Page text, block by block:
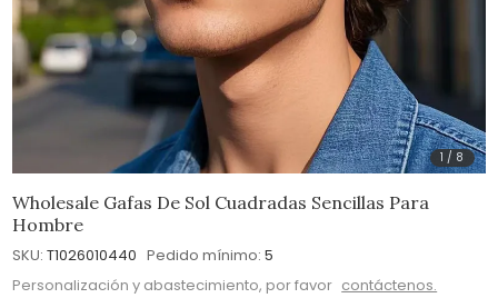
1 / 8
Wholesale Gafas De Sol Cuadradas Sencillas Para
Hombre
SKU: T1026010440 Pedido mínimo: 5
Personalización y abastecimiento, por favor contáctenos.